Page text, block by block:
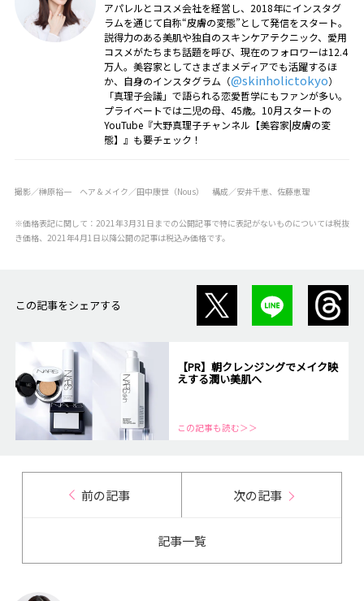
アパレルとコスメ会社を経営し、2018年にインスタグ
ラムを通じて自称“皮膚の変態”として発信をスタート。
説得力のある美肌や独自のスキンケアテクニック、愛用
コスメがたちまち話題を呼び、現在のフォロワーは12.4
万人。美容家としてさまざまメディアでも活躍するほ
か、自身のインスタグラム（@skinholictokyo）
「真理子会議」で語られる恋愛哲学にもファンが多い。
プライベートでは二児の母、45歳。10月スタートの
YouTube『大野真理子チャンネル【美容家|皮膚の変
態】』も要チェック！
撮影／榊原裕一 ヘア＆メイク／田中康世（Nous） 構成／安井千恵、佐藤恵理
※価格表記に関して：2021年3月31日までの公開記事で特に表記がないものについては税抜
き価格、2021年4月1日以降公開の記事は税込み価格です。
この記事をシェアする
【PR】朝クレンジングでメイク映
えする潤い美肌へ
この記事も読む＞＞
前の記事 次の記事
記事一覧